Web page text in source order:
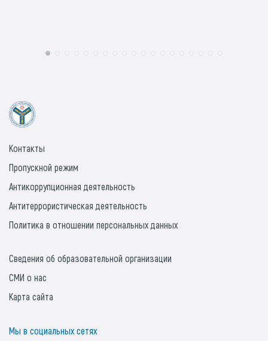
Контакты
Пропускной режим
Антикоррупционная деятельность
Антитеррористическая деятельность
Политика в отношении персональных данных
Сведения об образовательной организации
СМИ о нас
Карта сайта
Мы в социальных сетях